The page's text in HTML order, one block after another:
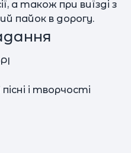
а також при виїзді з
пайок в дорогу.
і творчості